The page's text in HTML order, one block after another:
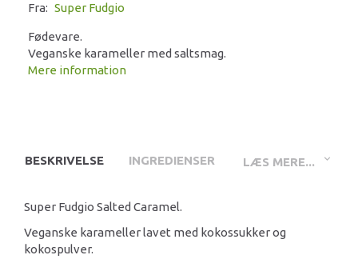
Fra: Super Fudgio
Fødevare.
Veganske karameller med saltsmag.
Mere information
LÆS MERE...
BESKRIVELSE INGREDIENSER
Super Fudgio Salted Caramel.
Veganske karameller lavet med kokossukker og
kokospulver.